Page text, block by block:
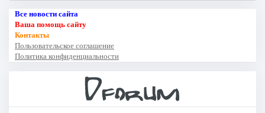
Все новости сайта
Ваша помощь сайту
Контакты
Пользовательское соглашение
Политика конфиденциальности